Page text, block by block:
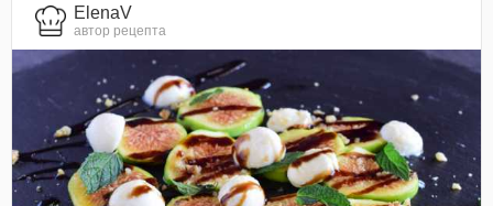
ElenaV
автор рецепта